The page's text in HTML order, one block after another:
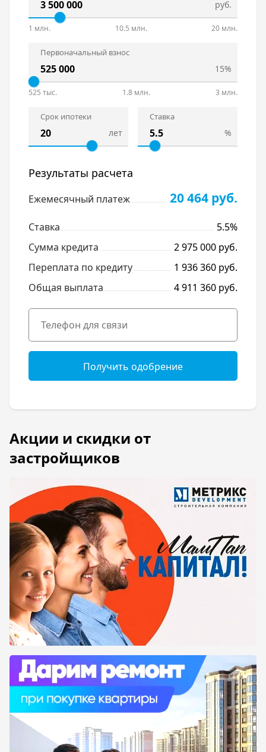
руб.
1 млн. 10.5 млн. 20 млн.
Первоначальный взнос
15%
525 тыс. 1.8 млн. 3 млн.
Срок ипотеки
лет
Ставка
%
Результаты расчета
Ежемесячный платеж 20 464 руб.
Ставка
5.5%
Сумма кредита
2 975 000 руб.
Переплата по кредиту
1 936 360 руб.
Общая выплата
4 911 360 руб.
Получить одобрение